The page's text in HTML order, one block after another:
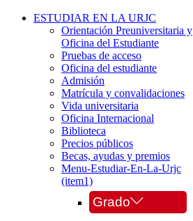
ESTUDIAR EN LA URJC
Orientación Preuniversitaria y
Oficina del Estudiante
Pruebas de acceso
Oficina del estudiante
Admisión
Matrícula y convalidaciones
Vida universitaria
Oficina Internacional
Biblioteca
Precios públicos
Becas, ayudas y premios
Menu-Estudiar-En-La-Urjc
(item1)
Grado